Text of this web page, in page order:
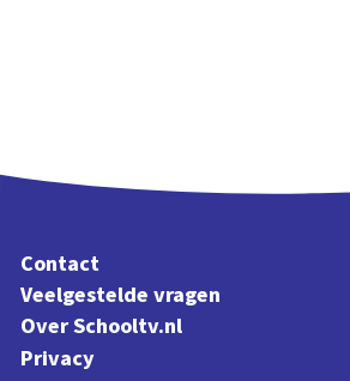
Contact
Veelgestelde vragen
Over Schooltv.nl
Privacy